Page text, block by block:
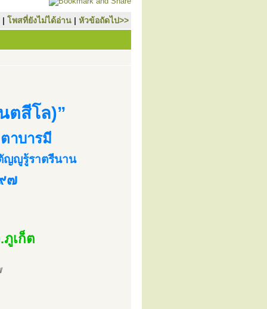
| โพสที่ยังไม่ได้อ่าน | หัวข้อถัดไป>>
ตสีโล)”
าบารมี
ญญูรู้ราตรีนาน
๗
ภูเก็ต